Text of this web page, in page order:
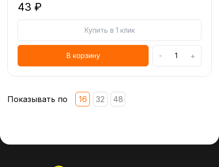
43 ₽
Купить в 1 клик
В корзину - +
Показывать по 16 32 48